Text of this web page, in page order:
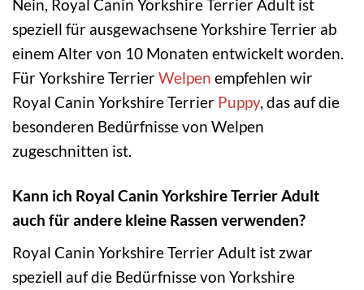
Nein, Royal Canin Yorkshire Terrier Adult ist
speziell für ausgewachsene Yorkshire Terrier ab
einem Alter von 10 Monaten entwickelt worden.
Für Yorkshire TerrierWelpen empfehlen wir
Royal Canin Yorkshire Terrier Puppy, das auf die
besonderen Bedürfnisse von Welpen
zugeschnitten ist.
Kann ich Royal Canin Yorkshire Terrier Adult
auch für andere kleine Rassen verwenden?
Royal Canin Yorkshire Terrier Adult ist zwar
speziell auf die Bedürfnisse von Yorkshire